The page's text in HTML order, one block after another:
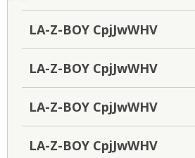
LA-Z-BOY CpjJwWHV
LA-Z-BOY CpjJwWHV
LA-Z-BOY CpjJwWHV
LA-Z-BOY CpjJwWHV